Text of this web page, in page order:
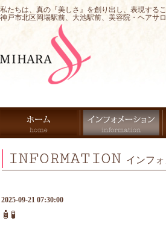
私たちは、真の『美しさ』を創り出し、表現する
神戸市北区岡場駅前、大池駅前、美容院・ヘアサ
INFORMATION インフ
2025-09-21 07:30:00
🧴🧪